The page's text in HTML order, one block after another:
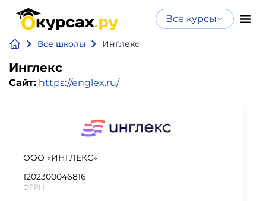
Все курсы
Все школы Инглекс
Инглекс
Сайт: https://englex.ru/
ООО «ИНГЛЕКС»
1202300046816
ОГРН
Нейросеть
Программирование
Бизнес
финансы
Дизайн
искусственному
Курсы по нейросетям
Бесплатно